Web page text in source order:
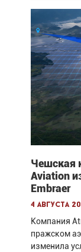
Чешская
Aviation
Embraer
4 августа
Компания
пражском
изменила